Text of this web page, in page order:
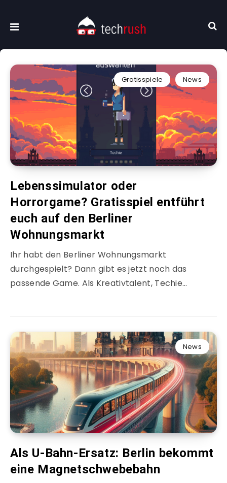
Gratisspiele News
Lebenssimulator oder
Horrorgame? Gratisspiel entführt
euch auf den Berliner
Wohnungsmarkt
Ihr habt den Berliner Wohnungsmarkt
durchgespielt? Dann gibt es jetzt noch das
passende Game. Als Kreativtalent, Techie…
News
Als U-Bahn-Ersatz: Berlin bekommt
eine Magnetschwebebahn